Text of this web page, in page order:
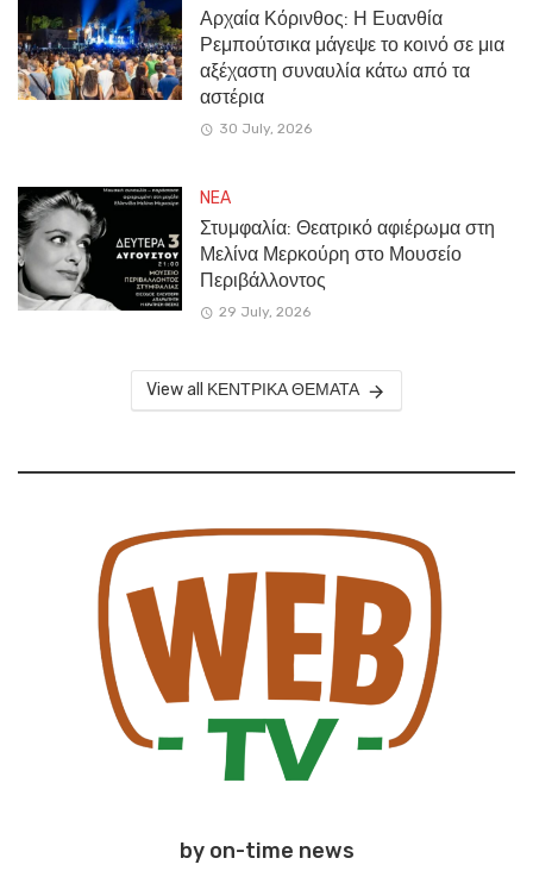
Αρχαία Κόρινθος: Η Ευανθία
Ρεμπούτσικα μάγεψε το κοινό σε μια
αξέχαστη συναυλία κάτω από τα
αστέρια
30 July, 2026
NEA
Στυμφαλία: Θεατρικό αφιέρωμα στη
Μελίνα Μερκούρη στο Μουσείο
Περιβάλλοντος
29 July, 2026
View all ΚΕΝΤΡΙΚΑ ΘΕΜΑΤΑ
by on-time news